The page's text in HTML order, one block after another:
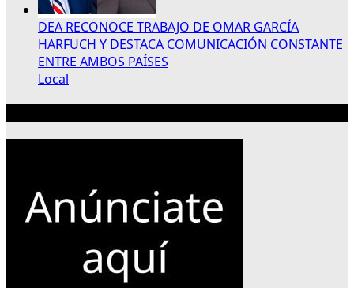
DEA RECONOCE TRABAJO DE OMAR GARCÍA
HARFUCH Y DESTACA COMUNICACIÓN CONSTANTE
ENTRE AMBOS PAÍSES
Local